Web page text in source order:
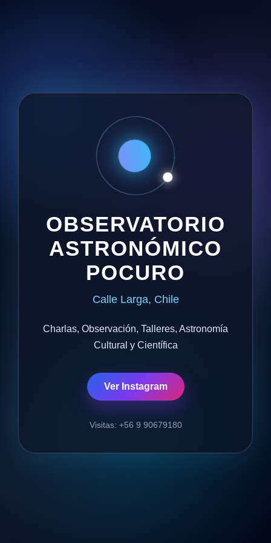
OBSERVATORIO
ASTRONÓMICO
POCURO
Calle Larga, Chile
Charlas, Observación, Talleres, Astronomía
Cultural y Científica
Ver Instagram
Visitas: +56 9 90679180